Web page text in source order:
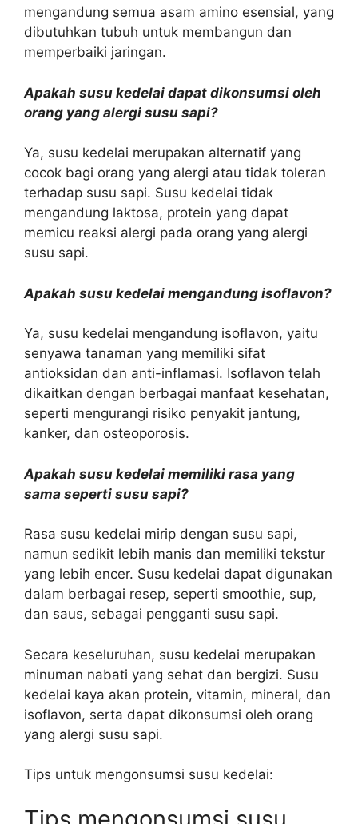
mengandung semua asam amino esensial, yang
dibutuhkan tubuh untuk membangun dan
memperbaiki jaringan.
Apakah susu kedelai dapat dikonsumsi oleh
orang yang alergi susu sapi?
Ya, susu kedelai merupakan alternatif yang
cocok bagi orang yang alergi atau tidak toleran
terhadap susu sapi. Susu kedelai tidak
mengandung laktosa, protein yang dapat
memicu reaksi alergi pada orang yang alergi
susu sapi.
Apakah susu kedelai mengandung isoflavon?
Ya, susu kedelai mengandung isoflavon, yaitu
senyawa tanaman yang memiliki sifat
antioksidan dan anti-inflamasi. Isoflavon telah
dikaitkan dengan berbagai manfaat kesehatan,
seperti mengurangi risiko penyakit jantung,
kanker, dan osteoporosis.
Apakah susu kedelai memiliki rasa yang
sama seperti susu sapi?
Rasa susu kedelai mirip dengan susu sapi,
namun sedikit lebih manis dan memiliki tekstur
yang lebih encer. Susu kedelai dapat digunakan
dalam berbagai resep, seperti smoothie, sup,
dan saus, sebagai pengganti susu sapi.
Secara keseluruhan, susu kedelai merupakan
minuman nabati yang sehat dan bergizi. Susu
kedelai kaya akan protein, vitamin, mineral, dan
isoflavon, serta dapat dikonsumsi oleh orang
yang alergi susu sapi.
Tips untuk mengonsumsi susu kedelai:
Tips mengonsumsi susu